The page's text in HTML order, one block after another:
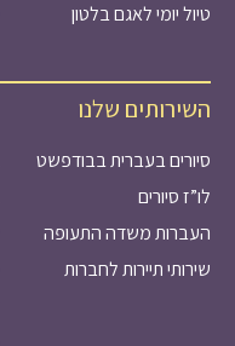
טיול יומי לאגם בלטון
השירותים שלנו
סיורים בעברית בבודפשט
לו”ז סיורים
העברות משדה התעופה
שירותי תיירות לחברות